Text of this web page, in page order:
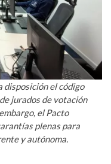
disposición el código
jurados de votación
el Pacto
plenas para
y autónoma.